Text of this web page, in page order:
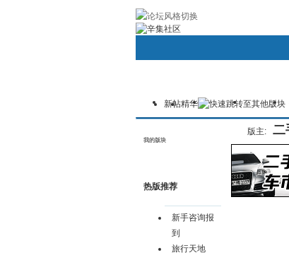
首页 圈子 论坛
用户名： 密码：
新帖精华
我的版块
热版推荐
新手咨询报
到
旅行天地
版主: 二